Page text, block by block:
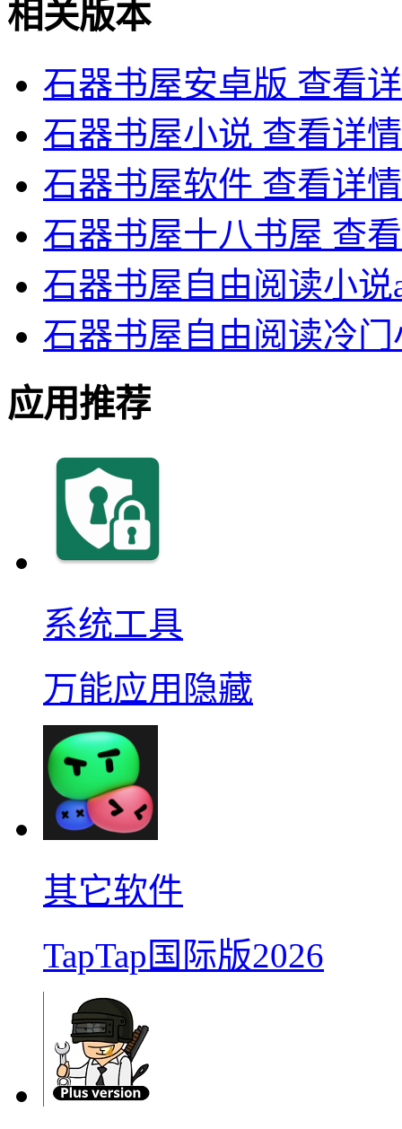
相关版本
石器书屋安卓版 查看
石器书屋小说 查看详情
石器书屋软件 查看详情
石器书屋十八书屋 查
石器书屋自由阅读小说
石器书屋自由阅读冷门
应用推荐
系统工具
万能应用隐藏
其它软件
TapTap国际版2026